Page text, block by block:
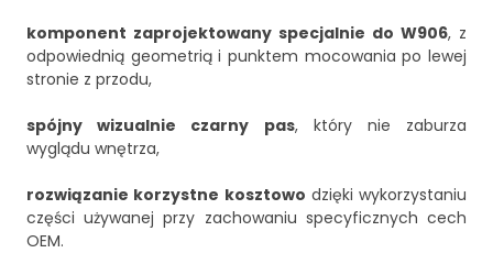
komponent zaprojektowany specjalnie do W906, z
odpowiednią geometrią i punktem mocowania po lewej
stronie z przodu,
spójny wizualnie czarny pas, który nie zaburza
wyglądu wnętrza,
rozwiązanie korzystne kosztowo dzięki wykorzystaniu
części używanej przy zachowaniu specyficznych cech
OEM.